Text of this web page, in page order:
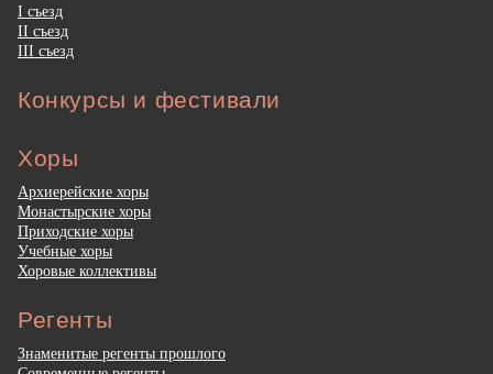
I съезд
II съезд
III съезд
Конкурсы и фестивали
Хоры
Архиерейские хоры
Монастырские хоры
Приходские хоры
Учебные хоры
Хоровые коллективы
Регенты
Знаменитые регенты прошлого